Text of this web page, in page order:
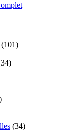
(101)
(34)